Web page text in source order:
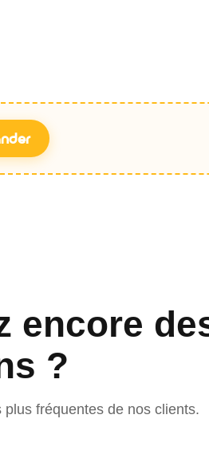
encore
?
fréquentes de nos clients.